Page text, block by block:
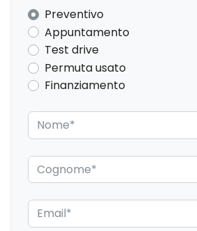
Preventivo
Appuntamento
Test drive
Permuta usato
Finanziamento